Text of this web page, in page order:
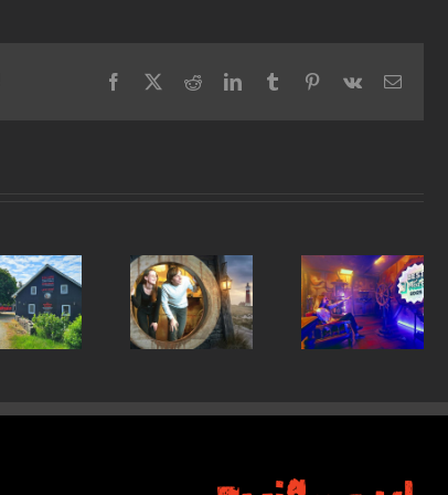
Facebook
X RedditLinkedInTumblrPinterest
Vk Email
Pripnite
varnostne
pasove:
drznega!
prejela
nagrado
Best of
Morty –
podmornica!
sobo
pobega!
–